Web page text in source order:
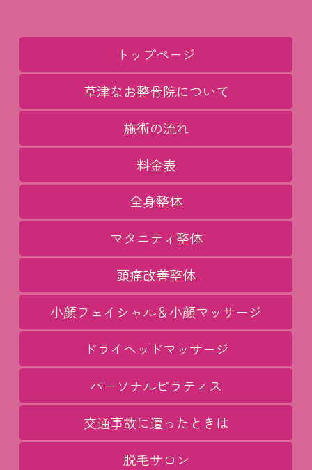
トップページ
草津なお整骨院について
施術の流れ
料金表
全身整体
マタニティ整体
頭痛改善整体
小顔フェイシャル＆小顔マッサージ
ドライヘッドマッサージ
パーソナルピラティス
交通事故に遭ったときは
脱毛サロン